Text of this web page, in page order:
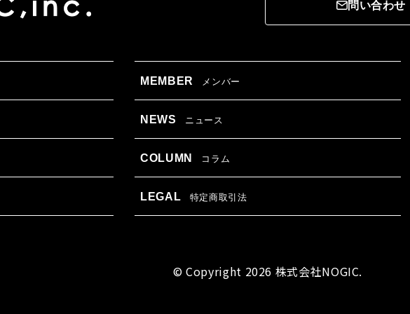
問い合わせ
MEMBER メンバー
NEWS ニュース
COLUMN コラム
LEGAL 特定商取引法
© Copyright 2026 株式会社NOGIC.